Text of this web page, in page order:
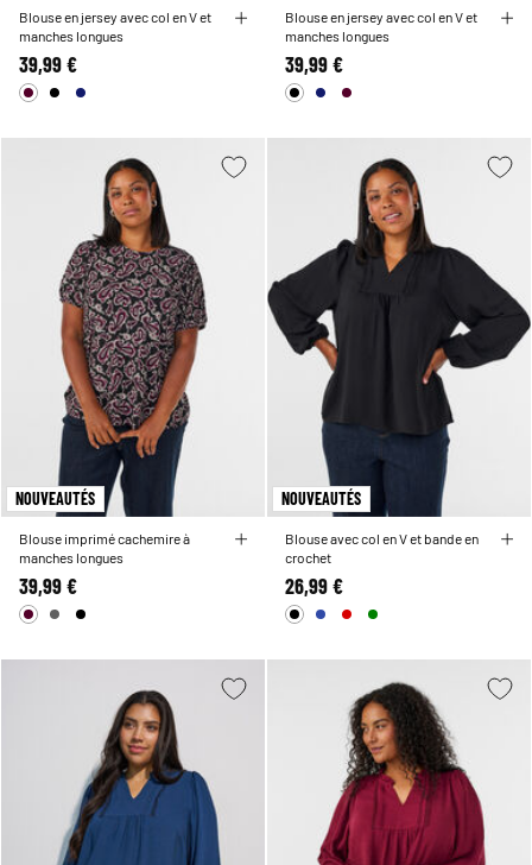
Blouse en jersey avec col en V et
manches longues
39,99 €
Blouse en jersey avec col en V et
manches longues
39,99 €
NOUVEAUTÉS
Blouse imprimé cachemire à
manches longues
39,99 €
NOUVEAUTÉS
Blouse avec col en V et bande en
crochet
26,99 €